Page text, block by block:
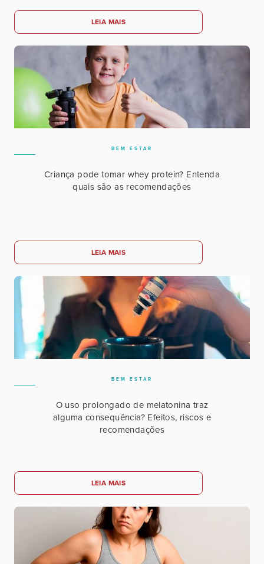
LEIA MAIS
BEM ESTAR
Criança pode tomar whey protein? Entenda
quais são as recomendações
LEIA MAIS
BEM ESTAR
O uso prolongado de melatonina traz
alguma consequência? Efeitos, riscos e
recomendações
LEIA MAIS